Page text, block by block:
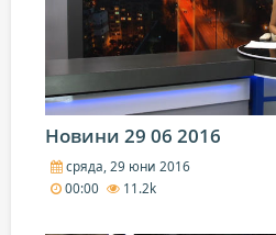
Новини 29 06 2016
сряда, 29 юни 2016
00:00
11.2k